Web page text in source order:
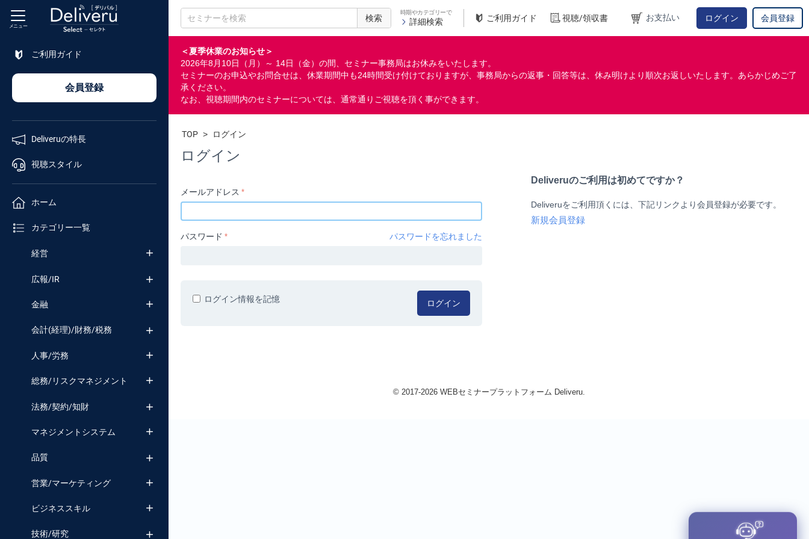
検索
時期やカテゴリーで
詳細検索 ご利用ガイド 視聴/領収書 お支払い ログイン 会員登録
＜夏季休業のお知らせ＞
2026年8月10日（月）～ 14日（金）の間、セミナー事務局はお休みをいたします。
セミナーのお申込やお問合せは、休業期間中も24時間受け付けておりますが、事務局からの返事・回答等は、休み明けより順次お返しいたします。あらかじめご了
承ください。
なお、視聴期間内のセミナーについては、通常通りご視聴を頂く事ができます。
メニュー
ご利用ガイド
会員登録
Deliveruの特長
視聴スタイル
ホーム
カテゴリー一覧
経営
広報/IR
金融
会計(経理)/財務/税務
人事/労務
総務/リスクマネジメント
法務/契約/知財
マネジメントシステム
品質
営業/マーケティング
ビジネススキル
技術/研究
企業
チャンネル
TOP > ログイン
ログイン
メールアドレス
パスワード パスワードを忘れました
ログイン
ログイン情報を記憶
Deliveruのご利用は初めてですか？
Deliveruをご利用頂くには、下記リンクより会員登録が必要です。
新規会員登録
© 2017-2026 WEBセミナープラットフォーム Deliveru.